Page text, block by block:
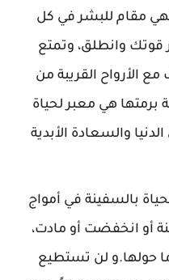
مقام للبشر في كل
قوتك وانطلق، وتمتع
الأرواح القريبة من
برمتها هي معبر لحياة
والسعادة الأبدية
بالسفينة في أمواج
أو انخفضت أو مادت،
حولها.و لن تستطيع